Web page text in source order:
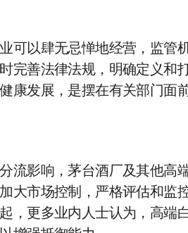
可以肆无忌惮地经营，监管
完善法律法规，明确定义和
康发展，是摆在有关部门面
流影响，茅台酒厂及其他高
大市场控制，严格评估和监
，更多业内人士认为，高端